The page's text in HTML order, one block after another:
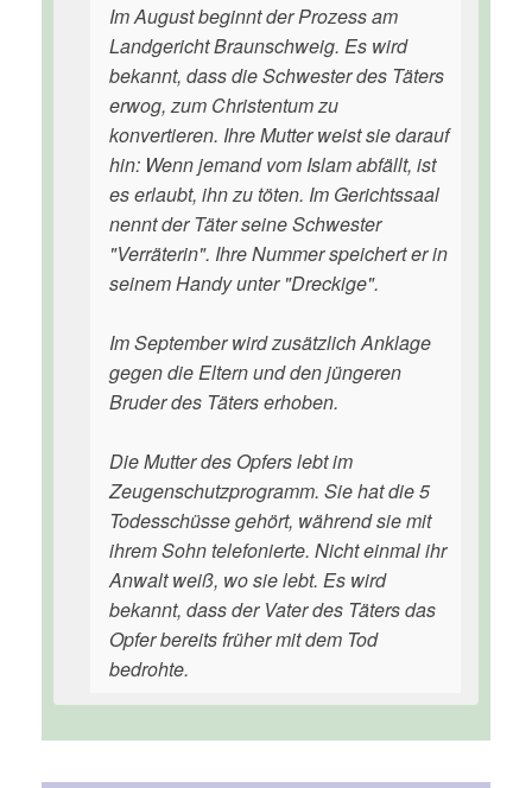
Im August beginnt der Prozess am
Landgericht Braunschweig. Es wird
bekannt, dass die Schwester des Täters
erwog, zum Christentum zu
konvertieren. Ihre Mutter weist sie darauf
hin: Wenn jemand vom Islam abfällt, ist
es erlaubt, ihn zu töten. Im Gerichtssaal
nennt der Täter seine Schwester
"Verräterin". Ihre Nummer speichert er in
seinem Handy unter "Dreckige".
Im September wird zusätzlich Anklage
gegen die Eltern und den jüngeren
Bruder des Täters erhoben.
Die Mutter des Opfers lebt im
Zeugenschutzprogramm. Sie hat die 5
Todesschüsse gehört, während sie mit
ihrem Sohn telefonierte. Nicht einmal ihr
Anwalt weiß, wo sie lebt. Es wird
bekannt, dass der Vater des Täters das
Opfer bereits früher mit dem Tod
bedrohte.